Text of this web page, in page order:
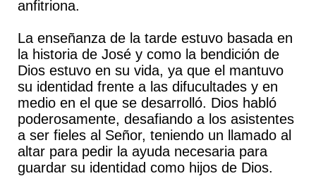
anfitriona.
La enseñanza de la tarde estuvo basada en
la historia de José y como la bendición de
Dios estuvo en su vida, ya que el mantuvo
su identidad frente a las difucultades y en
medio en el que se desarrolló. Dios habló
poderosamente, desafiando a los asistentes
a ser fieles al Señor, teniendo un llamado al
altar para pedir la ayuda necesaria para
guardar su identidad como hijos de Dios.